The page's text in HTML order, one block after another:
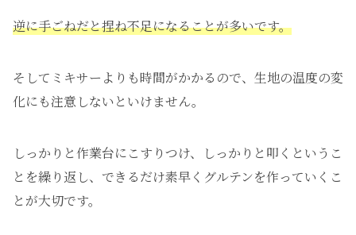
逆に手ごねだと捏ね不足になることが多いです。
そしてミキサーよりも時間がかかるので、生地の温度の変
化にも注意しないといけません。
しっかりと作業台にこすりつけ、しっかりと叩くというこ
とを繰り返し、できるだけ素早くグルテンを作っていくこ
とが大切です。